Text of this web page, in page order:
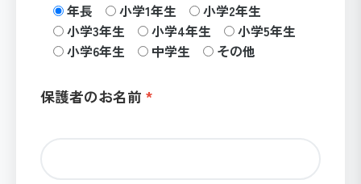
年長 小学1年生
小学2年生
小学3年生
小学4年生
小学5年生
小学6年生
中学生 その他
保護者のお名前